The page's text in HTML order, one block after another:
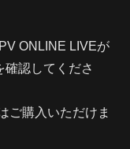
ONLINE LIVEが
認してくださ
ご購入いただけま